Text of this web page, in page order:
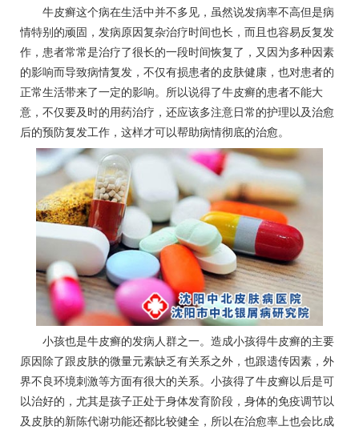
牛皮癣这个病在生活中并不多见，虽然说发病率不高但是病
情特别的顽固，发病原因复杂治疗时间也长，而且也容易反复发
作，患者常常是治疗了很长的一段时间恢复了，又因为多种因素
的影响而导致病情复发，不仅有损患者的皮肤健康，也对患者的
正常生活带来了一定的影响。所以说得了牛皮癣的患者不能大
意，不仅要及时的用药治疗，还应该多注意日常的护理以及治愈
后的预防复发工作，这样才可以帮助病情彻底的治愈。
小孩也是牛皮癣的发病人群之一。造成小孩得牛皮癣的主要
原因除了跟皮肤的微量元素缺乏有关系之外，也跟遗传因素，外
界不良环境刺激等方面有很大的关系。小孩得了牛皮癣以后是可
以治好的，尤其是孩子正处于身体发育阶段，身体的免疫调节以
及皮肤的新陈代谢功能还都比较健全，所以在治愈率上也会比成